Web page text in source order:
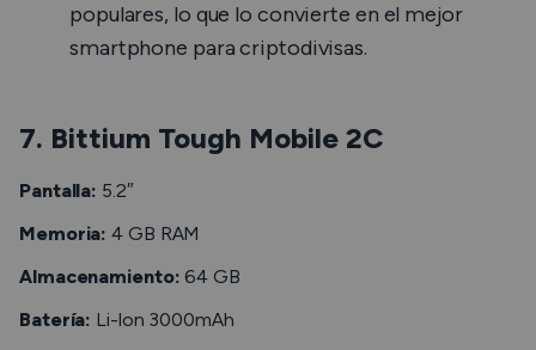
populares, lo que lo convierte en el mejor
smartphone para criptodivisas.
7. Bittium Tough Mobile 2C
Pantalla: 5.2″
Memoria:4 GB RAM
Almacenamiento: 64 GB
Batería: Li-lon 3000mAh